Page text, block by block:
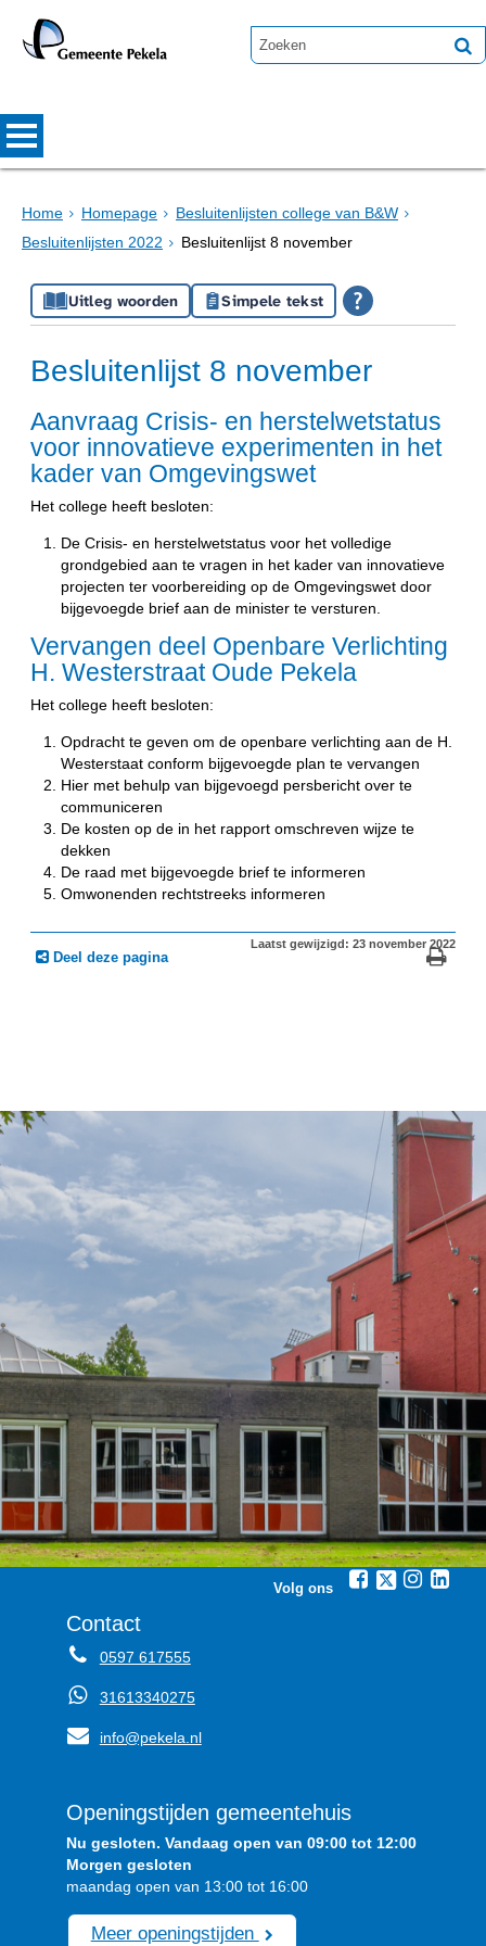
Home Homepage
Besluitenlijsten college van B&W
Besluitenlijsten 2022
Besluitenlijst 8 november
Uitleg woorden Simpele tekst
Besluitenlijst 8 november
Aanvraag Crisis- en herstelwetstatus
voor innovatieve experimenten in het
kader van Omgevingswet
Het college heeft besloten:
De Crisis- en herstelwetstatus voor het volledige
grondgebied aan te vragen in het kader van innovatieve
projecten ter voorbereiding op de Omgevingswet door
bijgevoegde brief aan de minister te versturen.
Vervangen deel Openbare Verlichting
H. Westerstraat Oude Pekela
Het college heeft besloten:
Opdracht te geven om de openbare verlichting aan de H.
Westerstaat conform bijgevoegde plan te vervangen
Hier met behulp van bijgevoegd persbericht over te
communiceren
De kosten op de in het rapport omschreven wijze te
dekken
De raad met bijgevoegde brief te informeren
Omwonenden rechtstreeks informeren
Deel deze pagina
Laatst gewijzigd: 23 november 2022
Volg ons
Contact
0597 617555
31613340275
info@pekela.nl
Openingstijden gemeentehuis
Nu gesloten. Vandaag open van 09:00 tot 12:00
Morgen gesloten
maandag open van 13:00 tot 16:00
Meer openingstijden